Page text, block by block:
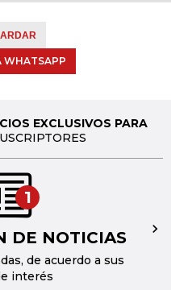
WHATSAPP
EXCLUSIVOS PARA
1
DE NOTICIAS
de acuerdo a sus
interés
→